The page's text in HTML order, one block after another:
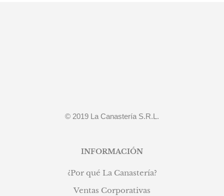
© 2019 La Canastería S.R.L.
INFORMACIÓN
¿Por qué La Canastería?
Ventas Corporativas